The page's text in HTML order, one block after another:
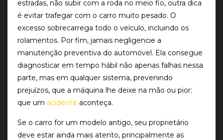
estradas, não subir com a roda no meio fio, outra dica
é evitar trafegar com o carro muito pesado. O
excesso sobrecarrega todo o veículo, incluindo os
rolamentos. Por fim, jamais negligencie a
manutenção preventiva do automóvel. Ela consegue
diagnosticar em tempo hábil não apenas falhas nessa
parte, mas em qualquer sistema, prevenindo
prejuízos, que a máquina lhe deixe na mão ou pior:
que um acidente aconteça.
Se o carro for um modelo antigo, seu proprietário
deve estar ainda mais atento, principalmente as